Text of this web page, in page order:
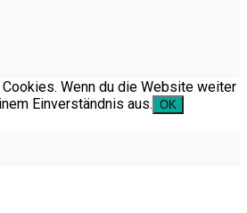
Wenn du die Website weiter
Einverständnis aus. OK